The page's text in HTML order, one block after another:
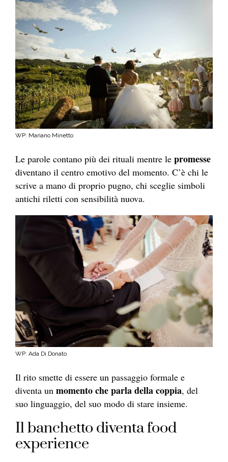
WP: Mariano Minetto
Le parole contano più dei rituali mentre le promesse
diventano il centro emotivo del momento. C’è chi le
scrive a mano di proprio pugno, chi sceglie simboli
antichi riletti con sensibilità nuova.
WP: Ada Di Donato
Il rito smette di essere un passaggio formale e
diventa un momento che parla della coppia, del
suo linguaggio, del suo modo di stare insieme.
Il banchetto diventa food
experience